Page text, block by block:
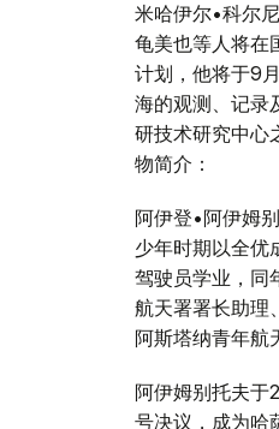
米哈伊尔•科尔
龟美也等人将在
计划，他将于9
海的观测、记录
研技术研究中心
物简介：
阿伊登•阿伊姆
少年时期以全优
驾驶员学业，同
航天署署长助理
阿斯塔纳青年航
阿伊姆别托夫于
号决议，成为哈